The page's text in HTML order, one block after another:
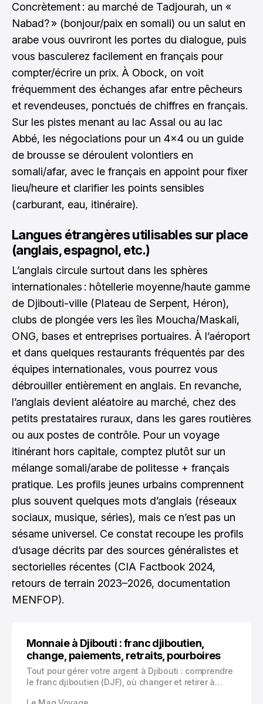
Concrètement : au marché de Tadjourah, un «
Nabad? » (bonjour/paix en somali) ou un salut en
arabe vous ouvriront les portes du dialogue, puis
vous basculerez facilement en français pour
compter/écrire un prix. À Obock, on voit
fréquemment des échanges afar entre pêcheurs
et revendeuses, ponctués de chiffres en français.
Sur les pistes menant au lac Assal ou au lac
Abbé, les négociations pour un 4x4 ou un guide
de brousse se déroulent volontiers en
somali/afar, avec le français en appoint pour fixer
lieu/heure et clarifier les points sensibles
(carburant, eau, itinéraire).
Langues étrangères utilisables sur place
(anglais, espagnol, etc.)
L’anglais circule surtout dans les sphères
internationales : hôtellerie moyenne/haute gamme
de Djibouti-ville (Plateau de Serpent, Héron),
clubs de plongée vers les îles Moucha/Maskali,
ONG, bases et entreprises portuaires. À l’aéroport
et dans quelques restaurants fréquentés par des
équipes internationales, vous pourrez vous
débrouiller entièrement en anglais. En revanche,
l’anglais devient aléatoire au marché, chez des
petits prestataires ruraux, dans les gares routières
ou aux postes de contrôle. Pour un voyage
itinérant hors capitale, comptez plutôt sur un
mélange somali/arabe de politesse + français
pratique. Les profils jeunes urbains comprennent
plus souvent quelques mots d’anglais (réseaux
sociaux, musique, séries), mais ce n’est pas un
sésame universel. Ce constat recoupe les profils
d’usage décrits par des sources généralistes et
sectorielles récentes (CIA Factbook 2024,
retours de terrain 2023–2026, documentation
MENFOP).
Monnaie à Djibouti : franc djiboutien,
change, paiements, retraits, pourboires
Tout pour gérer votre argent à Djibouti : comprendre
le franc djiboutien (DJF), où changer et retirer à